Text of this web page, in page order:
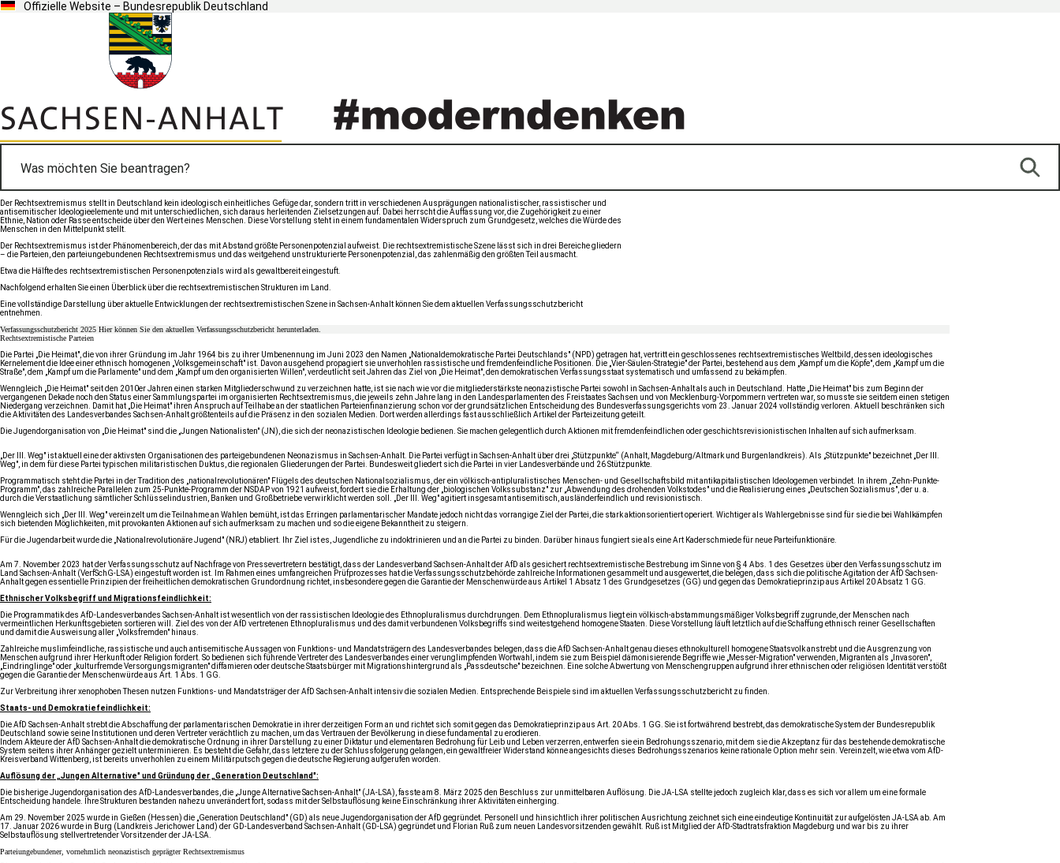
Offizielle Website – Bundesrepublik Deutschland
Der Rechtsextremismus stellt in Deutschland kein ideologisch einheitliches Gefüge dar, sondern tritt in verschiedenen Ausprägungen nationalistischer, rassistischer und
antisemitischer Ideologieelemente und mit unterschiedlichen, sich daraus herleitenden Zielsetzungen auf. Dabei herrscht die Auffassung vor, die Zugehörigkeit zu einer
Ethnie, Nation oder Rasse entscheide über den Wert eines Menschen. Diese Vorstellung steht in einem fundamentalen Widerspruch zum Grundgesetz, welches die Würde des
Menschen in den Mittelpunkt stellt.
Der Rechtsextremismus ist der Phänomenbereich, der das mit Abstand größte Personenpotenzial aufweist. Die rechtsextremistische Szene lässt sich in drei Bereiche gliedern
– die Parteien, den parteiungebundenen Rechtsextremismus und das weitgehend unstrukturierte Personenpotenzial, das zahlenmäßig den größten Teil ausmacht.
Etwa die Hälfte des rechtsextremistischen Personenpotenzials wird als gewaltbereit eingestuft.
Nachfolgend erhalten Sie einen Überblick über die rechtsextremistischen Strukturen im Land.
Eine vollständige Darstellung über aktuelle Entwicklungen der rechtsextremistischen Szene in Sachsen-​Anhalt können Sie dem aktuellen Verfassungsschutzbericht
entnehmen.
Verfassungsschutzbericht 2025 Hier können Sie den aktuellen Verfassungsschutzbericht herunterladen.
Rechtsextremistische Parteien
Die Partei „Die Heimat", die von ihrer Gründung im Jahr 1964 bis zu ihrer Umbenennung im Juni 2023 den Namen „Nationaldemokratische Partei Deutschlands" (NPD) getragen hat, vertritt ein geschlossenes rechtsextremistisches Weltbild, dessen ideologisches
Kernelement die Idee einer ethnisch homogenen „Volksgemeinschaft" ist. Davon ausgehend propagiert sie unverhohlen rassistische und fremdenfeindliche Positionen. Die „Vier-Säulen-Strategie" der Partei, bestehend aus dem „Kampf um die Köpfe", dem „Kampf um die
Straße", dem „Kampf um die Parlamente" und dem „Kampf um den organisierten Willen", verdeutlicht seit Jahren das Ziel von „Die Heimat", den demokratischen Verfassungsstaat systematisch und umfassend zu bekämpfen.
Wenngleich „Die Heimat" seit den 2010er Jahren einen starken Mitgliederschwund zu verzeichnen hatte, ist sie nach wie vor die mitgliederstärkste neonazistische Partei sowohl in Sachsen-Anhalt als auch in Deutschland. Hatte „Die Heimat" bis zum Beginn der
vergangenen Dekade noch den Status einer Sammlungspartei im organisierten Rechtsextremismus, die jeweils zehn Jahre lang in den Landesparlamenten des Freistaates Sachsen und von Mecklenburg-Vorpommern vertreten war, so musste sie seitdem einen stetigen
Niedergang verzeichnen. Damit hat „Die Heimat" ihren Anspruch auf Teilhabe an der staatlichen Parteienfinanzierung schon vor der grundsätzlichen Entscheidung des Bundesverfassungsgerichts vom 23. Januar 2024 vollständig verloren. Aktuell beschränken sich
die Aktivitäten des Landesverbandes Sachsen-Anhalt größtenteils auf die Präsenz in den sozialen Medien. Dort werden allerdings fast ausschließlich Artikel der Parteizeitung geteilt.
Die Jugendorganisation von „Die Heimat" sind die „Jungen Nationalisten" (JN), die sich der neonazistischen Ideologie bedienen. Sie machen gelegentlich durch Aktionen mit fremdenfeindlichen oder geschichtsrevisionistischen Inhalten auf sich aufmerksam.
„Der III. Weg" ist aktuell eine der aktivsten Organisationen des parteigebundenen Neonazismus in Sachsen-Anhalt. Die Partei verfügt in Sachsen-Anhalt über drei „Stützpunkte“ (Anhalt, Magdeburg/Altmark und Burgenlandkreis). Als „Stützpunkte" bezeichnet „Der III.
Weg", in dem für diese Partei typischen militaristischen Duktus, die regionalen Gliederungen der Partei. Bundesweit gliedert sich die Partei in vier Landesverbände und 26 Stützpunkte.
Programmatisch steht die Partei in der Tradition des „nationalrevolutionären" Flügels des deutschen Nationalsozialismus, der ein völkisch-antipluralistisches Menschen- und Gesellschaftsbild mit antikapitalistischen Ideologemen verbindet. In ihrem „Zehn-Punkte-
Programm", das zahlreiche Parallelen zum 25-Punkte-Programm der NSDAP von 1921 aufweist, fordert sie die Erhaltung der „biologischen Volkssubstanz" zur „Abwendung des drohenden Volkstodes" und die Realisierung eines „Deutschen Sozialismus", der u. a.
durch die Verstaatlichung sämtlicher Schlüsselindustrien, Banken und Großbetriebe verwirklicht werden soll. „Der III. Weg" agitiert insgesamt antisemitisch, ausländerfeindlich und revisionistisch.
Wenngleich sich „Der III. Weg" vereinzelt um die Teilnahme an Wahlen bemüht, ist das Erringen parlamentarischer Mandate jedoch nicht das vorrangige Ziel der Partei, die stark aktionsorientiert operiert. Wichtiger als Wahlergebnisse sind für sie die bei Wahlkämpfen
sich bietenden Möglichkeiten, mit provokanten Aktionen auf sich aufmerksam zu machen und so die eigene Bekanntheit zu steigern.
Für die Jugendarbeit wurde die „Nationalrevolutionäre Jugend" (NRJ) etabliert. Ihr Ziel ist es, Jugendliche zu indoktrinieren und an die Partei zu binden. Darüber hinaus fungiert sie als eine Art Kaderschmiede für neue Parteifunktionäre.
Am 7. November 2023 hat der Verfassungsschutz auf Nachfrage von Pressevertretern bestätigt, dass der Landesverband Sachsen-Anhalt der AfD als gesichert rechtsextremistische Bestrebung im Sinne von § 4 Abs. 1 des Gesetzes über den Verfassungsschutz im
Land Sachsen-Anhalt (VerfSchG-LSA) eingestuft worden ist. Im Rahmen eines umfangreichen Prüfprozesses hat die Verfassungsschutzbehörde zahlreiche Informationen gesammelt und ausgewertet, die belegen, dass sich die politische Agitation der AfD Sachsen-
Anhalt gegen essentielle Prinzipien der freiheitlichen demokratischen Grundordnung richtet, insbesondere gegen die Garantie der Menschenwürde aus Artikel 1 Absatz 1 des Grundgesetzes (GG) und gegen das Demokratieprinzip aus Artikel 20 Absatz 1 GG.
Ethnischer Volksbegriff und Migrationsfeindlichkeit:
Die Programmatik des AfD-Landesverbandes Sachsen-Anhalt ist wesentlich von der rassistischen Ideologie des Ethnopluralismus durchdrungen. Dem Ethnopluralismus liegt ein völkisch-abstammungsmäßiger Volksbegriff zugrunde, der Menschen nach
vermeintlichen Herkunftsgebieten sortieren will. Ziel des von der AfD vertretenen Ethnopluralismus und des damit verbundenen Volksbegriffs sind weitestgehend homogene Staaten. Diese Vorstellung läuft letztlich auf die Schaffung ethnisch reiner Gesellschaften
und damit die Ausweisung aller „Volksfremden" hinaus.
Zahlreiche muslimfeindliche, rassistische und auch antisemitische Aussagen von Funktions- und Mandatsträgern des Landesverbandes belegen, dass die AfD Sachsen-Anhalt genau dieses ethnokulturell homogene Staatsvolk anstrebt und die Ausgrenzung von
Menschen aufgrund ihrer Herkunft oder Religion fordert. So bedienen sich führende Vertreter des Landesverbandes einer verunglimpfenden Wortwahl, indem sie zum Beispiel dämonisierende Begriffe wie „Messer-Migration" verwenden, Migranten als „Invasoren",
„Eindringlinge" oder „kulturfremde Versorgungsmigranten" diffamieren oder deutsche Staatsbürger mit Migrationshintergrund als „Passdeutsche" bezeichnen. Eine solche Abwertung von Menschengruppen aufgrund ihrer ethnischen oder religiösen Identität verstößt
gegen die Garantie der Menschenwürde aus Art. 1 Abs. 1 GG.
Zur Verbreitung ihrer xenophoben Thesen nutzen Funktions- und Mandatsträger der AfD Sachsen-Anhalt intensiv die sozialen Medien. Entsprechende Beispiele sind im aktuellen Verfassungsschutzbericht zu finden.
Staats-​ und Demokratiefeindlichkeit:
Die AfD Sachsen-​Anhalt strebt die Abschaffung der parlamentarischen Demokratie in ihrer derzeitigen Form an und richtet sich somit gegen das Demokratieprinzip aus Art. 20 Abs. 1 GG. Sie ist fortwährend bestrebt, das demokratische System der Bundesrepublik
Deutschland sowie seine Institutionen und deren Vertreter verächtlich zu machen, um das Vertrauen der Bevölkerung in diese fundamental zu erodieren.
Indem Akteure der AfD Sachsen-​Anhalt die demokratische Ordnung in ihrer Darstellung zu einer Diktatur und elementaren Bedrohung für Leib und Leben verzerren, entwerfen sie ein Bedrohungsszenario, mit dem sie die Akzeptanz für das bestehende demokratische
System seitens ihrer Anhänger gezielt unterminieren. Es besteht die Gefahr, dass letztere zu der Schlussfolgerung gelangen, ein gewaltfreier Widerstand könne angesichts dieses Bedrohungsszenarios keine rationale Option mehr sein. Vereinzelt, wie etwa vom AfD-​
Kreisverband Wittenberg, ist bereits unverhohlen zu einem Militärputsch gegen die deutsche Regierung aufgerufen worden.
Auflösung der „Jungen Alternative" und Gründung der „Generation Deutschland":
Die bisherige Jugendorganisation des AfD-Landesverbandes, die „Junge Alternative Sachsen-Anhalt" (JA-LSA), fasste am 8. März 2025 den Beschluss zur unmittelbaren Auflösung. Die JA-LSA stellte jedoch zugleich klar, dass es sich vor allem um eine formale
Entscheidung handele. Ihre Strukturen bestanden nahezu unverändert fort, sodass mit der Selbstauflösung keine Einschränkung ihrer Aktivitäten einherging.
Am 29. November 2025 wurde in Gießen (Hessen) die „Generation Deutschland" (GD) als neue Jugendorganisation der AfD gegründet. Personell und hinsichtlich ihrer politischen Ausrichtung zeichnet sich eine eindeutige Kontinuität zur aufgelösten JA-LSA ab. Am
17. Januar 2026 wurde in Burg (Landkreis Jerichower Land) der GD-Landesverband Sachsen-Anhalt (GD-LSA) gegründet und Florian Ruß zum neuen Landesvorsitzenden gewählt. Ruß ist Mitglied der AfD-Stadtratsfraktion Magdeburg und war bis zu ihrer
Selbstauflösung stellvertretender Vorsitzender der JA-LSA.
Parteiungebundener, vornehmlich neonazistisch geprägter Rechtsextremismus